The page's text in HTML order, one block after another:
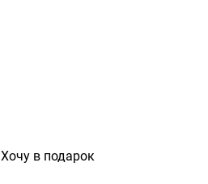
Хочу в подарок